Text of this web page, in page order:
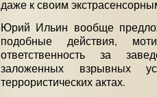
даже к своим
Юрий Ильин вообще
подобные действия,
ответственность за
заложенных взрывных
террористических актах.